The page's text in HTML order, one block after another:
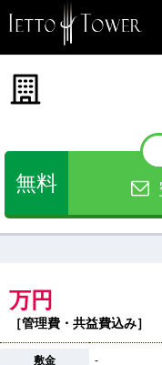
無料
万円
［管理費・共益費込み］
敷金 -